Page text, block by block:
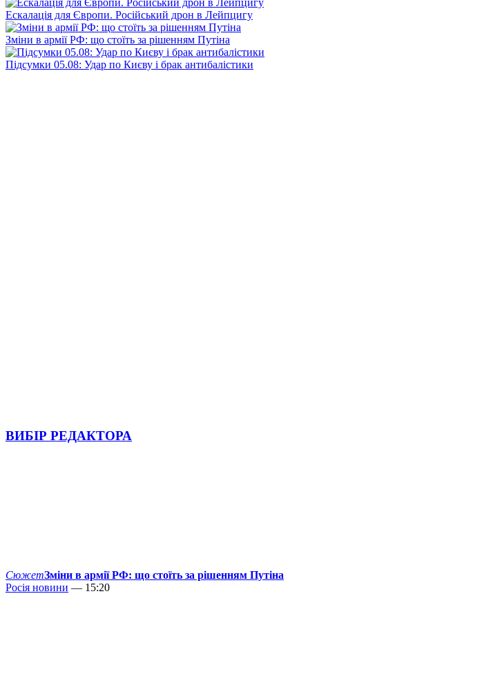
Ескалація для Європи. Російський дрон в Лейпцигу
Зміни в армії РФ: що стоїть за рішенням Путіна
Підсумки 05.08: Удар по Києву і брак антибалістики
ВИБІР РЕДАКТОРА
СюжетЗміни в армії РФ: що стоїть за рішенням Путіна
Росія новини — 15:20